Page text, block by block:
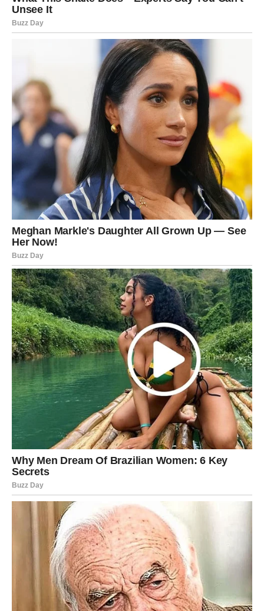
Ovo je period kada se jasno razdvaja ko ti je saveznik, a
ko teret.
ŠTA SE LOMI?
Lomi se:
iluzija da će se neko promeniti bez truda,
navika da ti uvek budeš jači,
potreba da sve držiš pod kontrolom.
Raščišćava se:
ko te poštuje,
šta zaslužuješ,
gde je tvoje mesto.